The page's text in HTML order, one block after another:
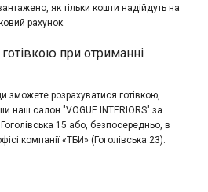
як тільки кошти надійдуть на
рахунок.
при отриманні
зможете розрахуватися готівкою,
наш салон "VOGUE INTERIORS" за
15 або, безпосередньо, в
компанії «ТБИ» (Гоголівська 23).